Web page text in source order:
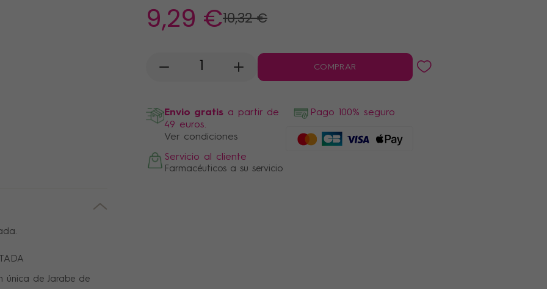
9,29 €10,32 €
- + COMPRAR
Envio gratis a partir de
49 euros.
Ver condiciones
Pago 100% seguro
Servicio al cliente
Farmacéuticos a su servicio
única de Jarabe de